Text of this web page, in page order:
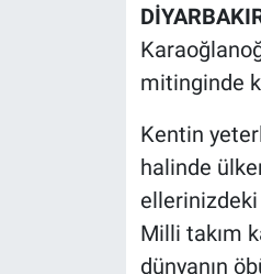
mitinginde
Kentin
halinde
ellerinizdeki
Milli takım
dünyanın